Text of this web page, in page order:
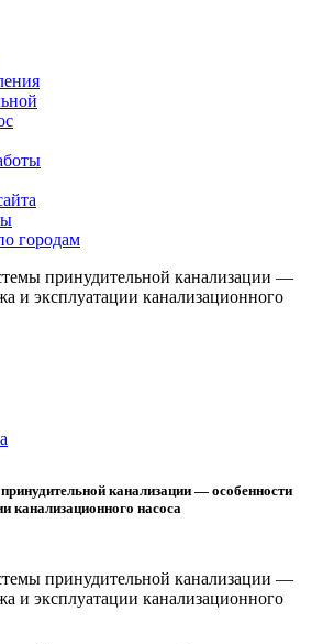
городам
канализации — особенности
канализационного насоса